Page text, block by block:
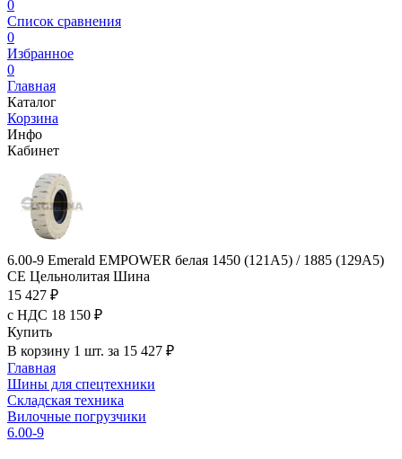
0
Список сравнения
0
Избранное
0
Главная
Каталог
Корзина
Инфо
Кабинет
6.00-9 Emerald EMPOWER белая 1450 (121A5) / 1885 (129A5)
CE Цельнолитая Шина
15 427 ₽
с НДС 18 150 ₽
Купить
В корзину 1 шт. за 15 427 ₽
Главная
Шины для спецтехники
Складская техника
Вилочные погрузчики
6.00-9